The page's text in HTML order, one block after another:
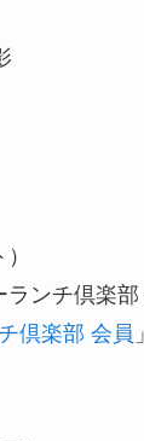
ンチ倶楽部
倶楽部 会員